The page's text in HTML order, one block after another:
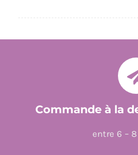
Commande à la
entre 6 –